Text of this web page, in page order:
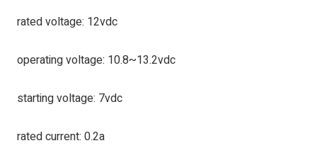
rated voltage: 12vdc
operating voltage: 10.8~13.2vdc
starting voltage: 7vdc
rated current: 0.2a